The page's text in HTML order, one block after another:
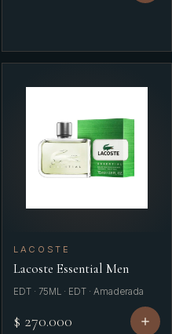
LACOSTE
Lacoste Essential Men
EDT · 75ML · EDT · Amaderada
$ 270.000